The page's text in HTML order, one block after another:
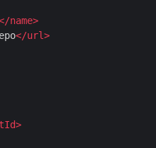
name>
</url>
>